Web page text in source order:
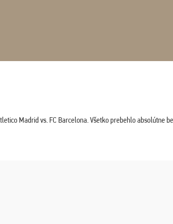
Madrid vs. FC Barcelona. Všetko prebehlo absolútne